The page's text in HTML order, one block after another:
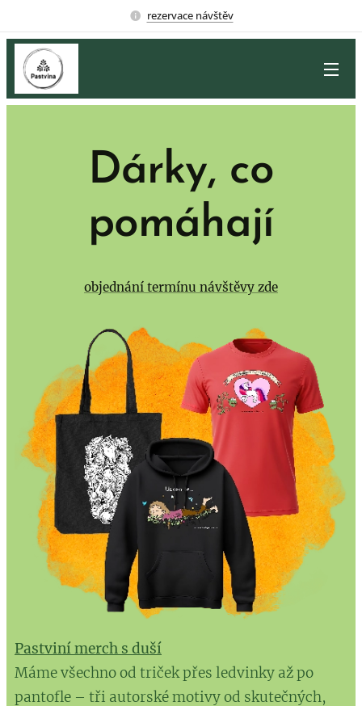
rezervace návštěv
Dárky, co
pomáhají
objednání termínu návštěvy zde
Pastviní merch s duší
Máme všechno od triček přes ledvinky až po
pantofle – tři autorské motivy od skutečných,